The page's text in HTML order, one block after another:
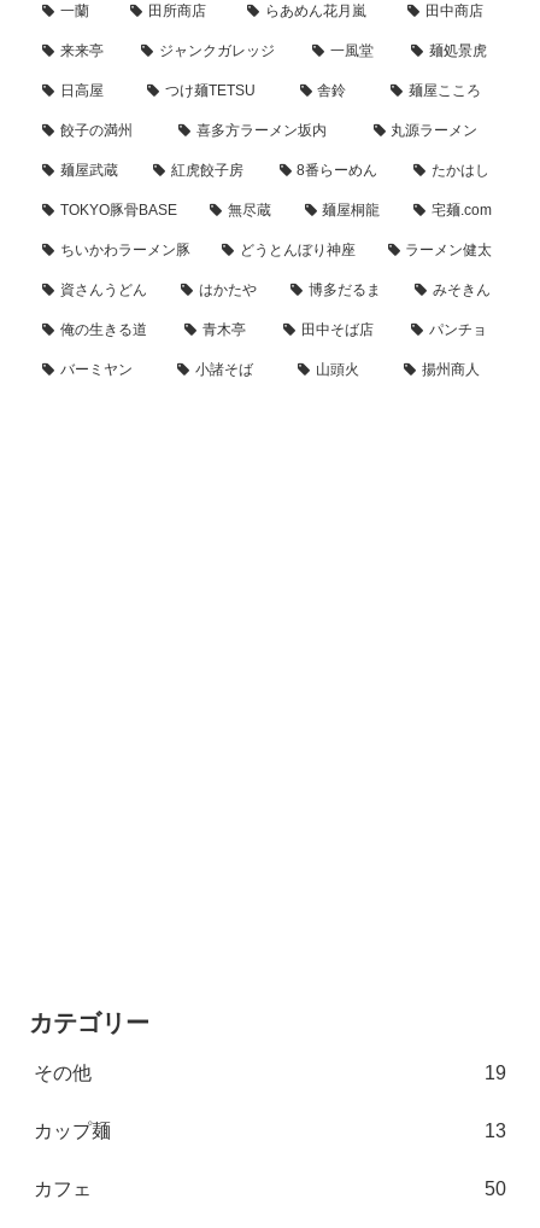
一蘭 田所商店 らあめん花月嵐 田中商店
来来亭 ジャンクガレッジ 一風堂 麺処景虎
日高屋 つけ麺TETSU 舎鈴 麺屋こころ
餃子の満州 喜多方ラーメン坂内 丸源ラーメン
麺屋武蔵 紅虎餃子房 8番らーめん たかはし
TOKYO豚骨BASE 無尽蔵 麺屋桐龍 宅麺.com
ちいかわラーメン豚 どうとんぼり神座 ラーメン健太
資さんうどん はかたや 博多だるま みそきん
俺の生きる道 青木亭 田中そば店 パンチョ
バーミヤン 小諸そば 山頭火 揚州商人
カテゴリー
その他 19
カップ麺 13
カフェ 50